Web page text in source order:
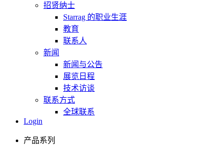
招贤纳士
Starrag 的职业生涯
教育
联系人
新闻
新闻与公告
展览日程
技术访谈
联系方式
全球联系
Login
产品系列